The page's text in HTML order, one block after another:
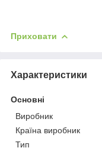
Приховати
Характеристики
Основні
Виробник
Країна виробник
Тип